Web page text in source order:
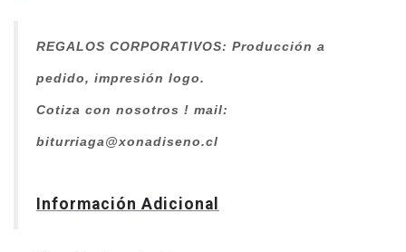
REGALOS CORPORATIVOS: Producción a
pedido, impresión logo.
Cotiza con nosotros ! mail:
biturriaga@xonadiseno.cl
Información Adicional